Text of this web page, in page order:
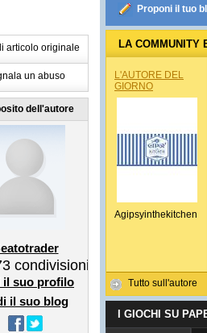
articolo originale
un abuso
dell'autore
condivisioni
il suo profilo
il suo blog
Proponi il tuo
LA COMMUNITY
L'AUTORE DEL
GIORNO
Agipsyinthekitchen
Tutto sull'autore
I GIOCHI SU